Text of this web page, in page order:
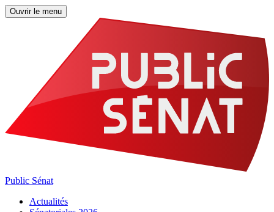
Ouvrir le menu
Public Sénat
Actualités